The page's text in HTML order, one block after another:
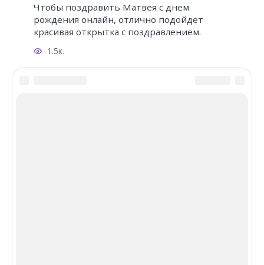
Чтобы поздравить Матвея с днем
рождения онлайн, отлично подойдет
красивая открытка с поздравлением.
1.5к.